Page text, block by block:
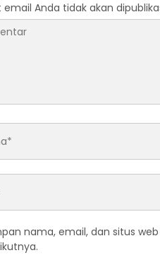
Anda tidak akan
nama, email, dan situs